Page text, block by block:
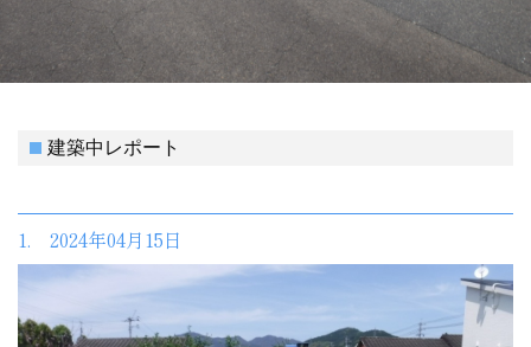
建築中レポート
1. 2024年04月15日